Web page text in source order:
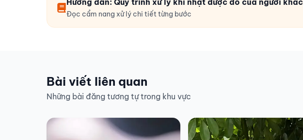
Hướng dẫn: Quy trình xử lý khi nhặt được đồ của người khác
Đọc cẩm nang xử lý chi tiết từng bước
Bài viết liên quan
Những bài đăng tương tự trong khu vực